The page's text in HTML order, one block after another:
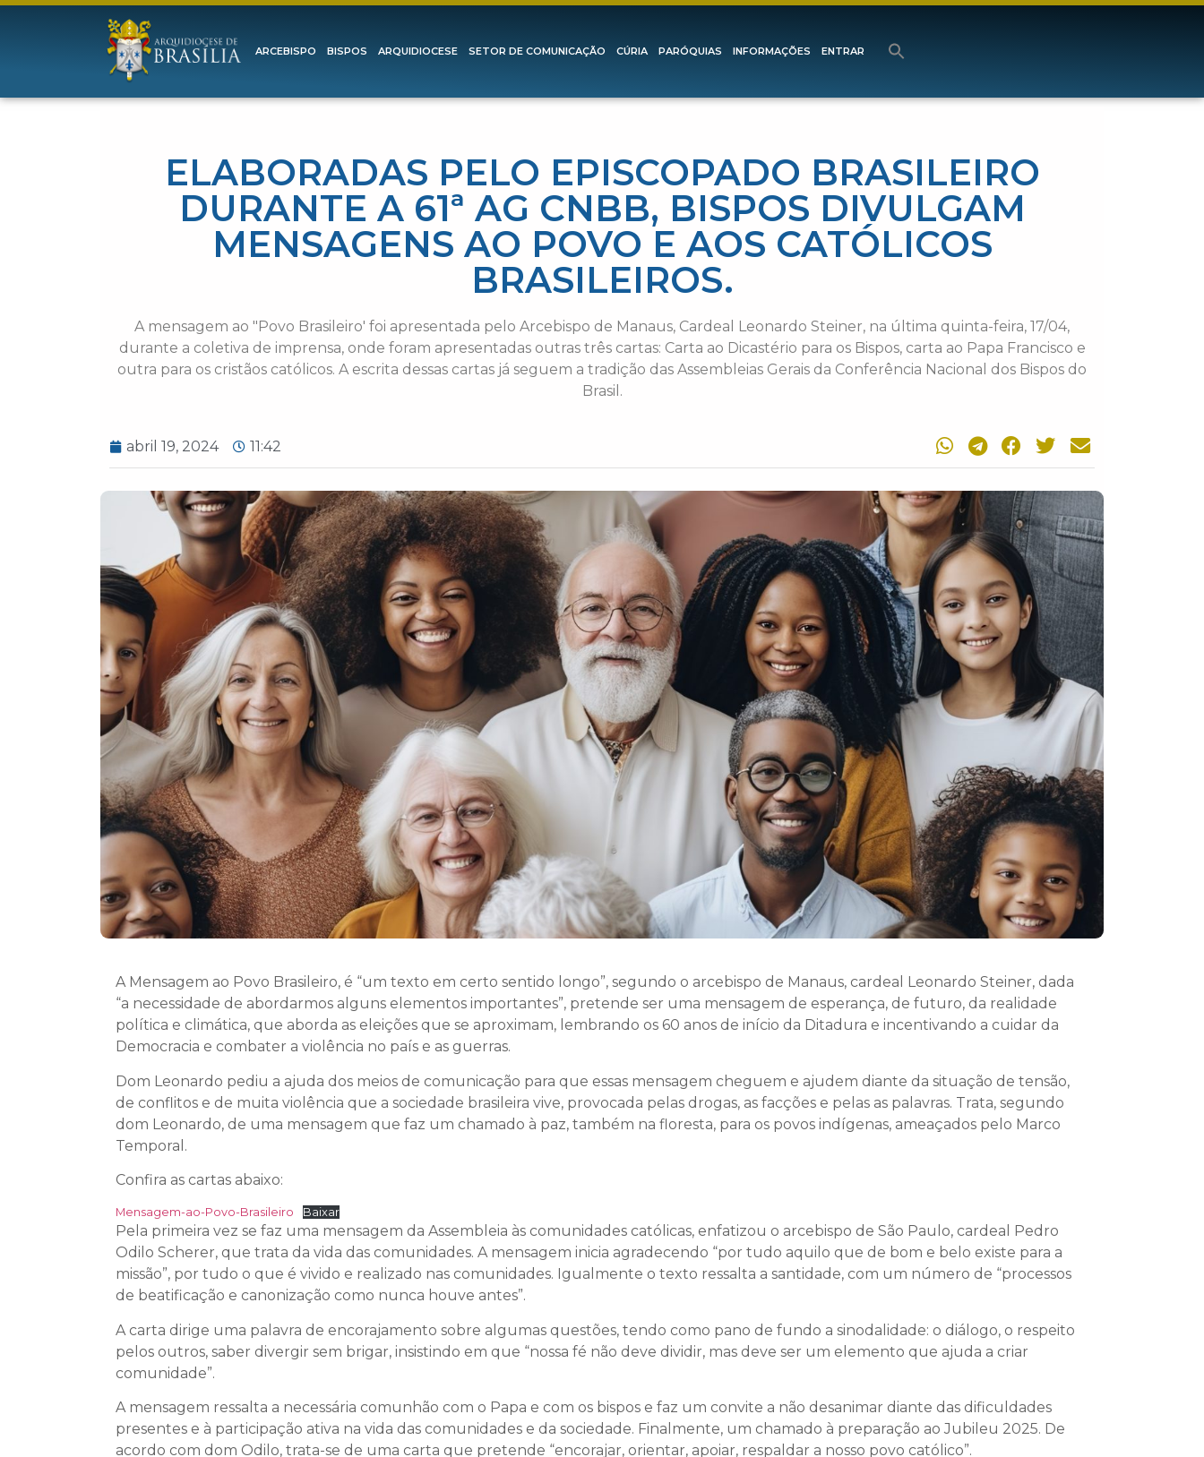
ARCEBISPO BISPOS ARQUIDIOCESE SETOR DE COMUNICAÇÃO CÚRIA PARÓQUIAS INFORMAÇÕES ENTRAR
ELABORADAS PELO EPISCOPADO BRASILEIRO
DURANTE A 61ª AG CNBB, BISPOS DIVULGAM
MENSAGENS AO POVO E AOS CATÓLICOS
BRASILEIROS.
A mensagem ao "Povo Brasileiro' foi apresentada pelo Arcebispo de Manaus, Cardeal Leonardo Steiner, na última quinta-feira, 17/04,
durante a coletiva de imprensa, onde foram apresentadas outras três cartas: Carta ao Dicastério para os Bispos, carta ao Papa Francisco e
outra para os cristãos católicos. A escrita dessas cartas já seguem a tradição das Assembleias Gerais da Conferência Nacional dos Bispos do
Brasil.
abril 19, 2024 11:42
A Mensagem ao Povo Brasileiro, é “um texto em certo sentido longo”, segundo o arcebispo de Manaus, cardeal Leonardo Steiner, dada
“a necessidade de abordarmos alguns elementos importantes”, pretende ser uma mensagem de esperança, de futuro, da realidade
política e climática, que aborda as eleições que se aproximam, lembrando os 60 anos de início da Ditadura e incentivando a cuidar da
Democracia e combater a violência no país e as guerras.
Dom Leonardo pediu a ajuda dos meios de comunicação para que essas mensagem cheguem e ajudem diante da situação de tensão,
de conflitos e de muita violência que a sociedade brasileira vive, provocada pelas drogas, as facções e pelas as palavras. Trata, segundo
dom Leonardo, de uma mensagem que faz um chamado à paz, também na floresta, para os povos indígenas, ameaçados pelo Marco
Temporal.
Confira as cartas abaixo:
Mensagem-ao-Povo-Brasileiro Baixar
Pela primeira vez se faz uma mensagem da Assembleia às comunidades católicas, enfatizou o arcebispo de São Paulo, cardeal Pedro
Odilo Scherer, que trata da vida das comunidades. A mensagem inicia agradecendo “por tudo aquilo que de bom e belo existe para a
missão”, por tudo o que é vivido e realizado nas comunidades. Igualmente o texto ressalta a santidade, com um número de “processos
de beatificação e canonização como nunca houve antes”.
A carta dirige uma palavra de encorajamento sobre algumas questões, tendo como pano de fundo a sinodalidade: o diálogo, o respeito
pelos outros, saber divergir sem brigar, insistindo em que “nossa fé não deve dividir, mas deve ser um elemento que ajuda a criar
comunidade”.
A mensagem ressalta a necessária comunhão com o Papa e com os bispos e faz um convite a não desanimar diante das dificuldades
presentes e à participação ativa na vida das comunidades e da sociedade. Finalmente, um chamado à preparação ao Jubileu 2025. De
acordo com dom Odilo, trata-se de uma carta que pretende “encorajar, orientar, apoiar, respaldar a nosso povo católico”.